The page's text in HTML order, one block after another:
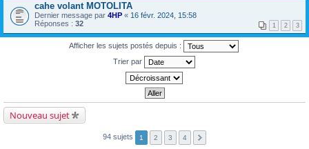
cahe volant MOTOLITA
Dernier message par 4HP « 16 févr. 2024, 15:58
Réponses : 32 1 2 3
Afficher les sujets postés depuis :
Trier par
Nouveau sujet
94 sujets 1 2 3 4